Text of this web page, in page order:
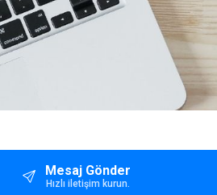
Mesaj Gönder
Hızlı iletişim kurun.